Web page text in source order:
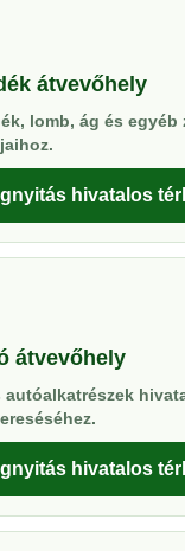
átvevőhely
lomb, ág és
hivatalos
átvevőhely
autóalkatrészek
hivatalos